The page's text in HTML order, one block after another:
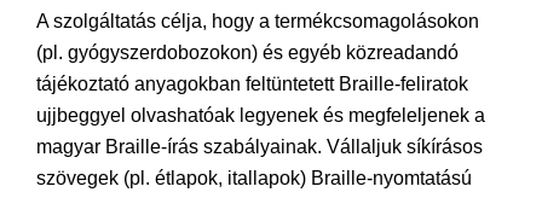
A szolgáltatás célja, hogy a termékcsomagolásokon
(pl. gyógyszerdobozokon) és egyéb közreadandó
tájékoztató anyagokban feltüntetett Braille-feliratok
ujjbeggyel olvashatóak legyenek és megfeleljenek a
magyar Braille-írás szabályainak. Vállaljuk síkírásos
szövegek (pl. étlapok, itallapok) Braille-nyomtatású